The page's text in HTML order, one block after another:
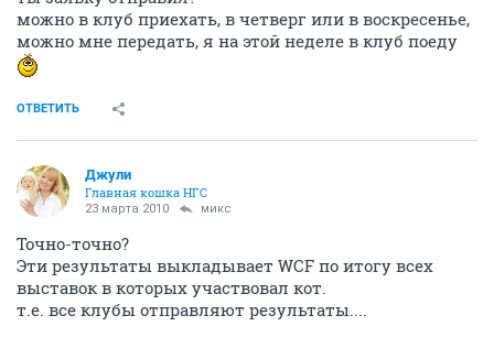
можно в клуб приехать, в четверг или в воскресенье,
можно мне передать, я на этой неделе в клуб поеду
ОТВЕТИТЬ
Джули
Главная кошка НГС
23 марта 2010 микс
Точно-точно?
Эти результаты выкладывает WCF по итогу всех
выставок в которых участвовал кот.
т.е. все клубы отправляют результаты....